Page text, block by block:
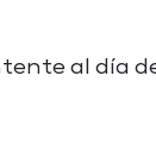
al día